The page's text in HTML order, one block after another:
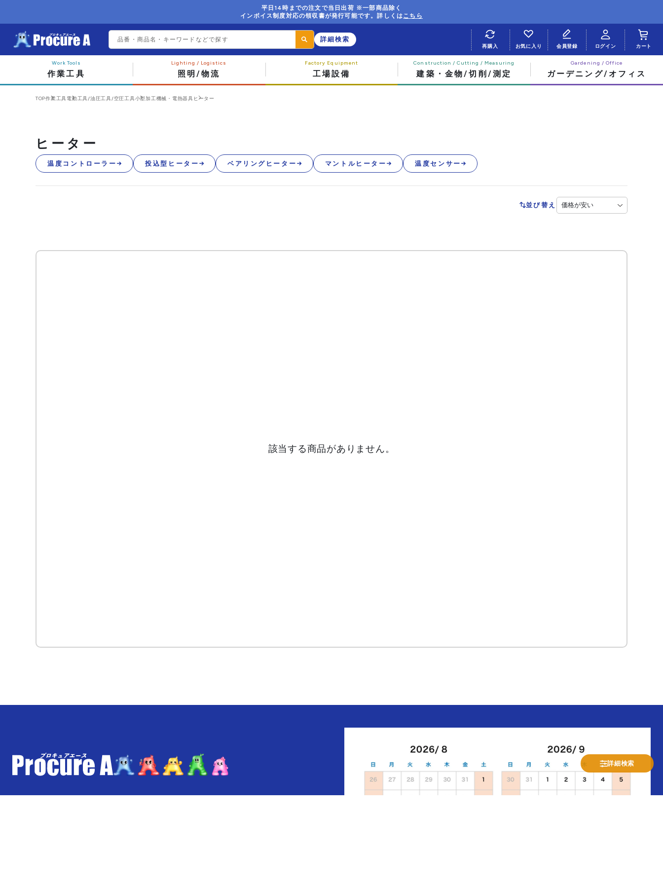
平日14時までの注文で当日出荷 ※一部商品除く
インボイス制度対応の領収書が発行可能です。詳しくはこちら
詳細検索
作業工具 照明/物流 工場設備 建築・金物/切削/測定 ガーデニング/オフィス
再購入 お気に入り 会員登録 ログイン カート
TOP作業工具電動工具/油圧工具/空圧工具小型加工機械・電熱器具 ヒーター
ヒーター
温度コントローラー 投込型ヒーター ベアリングヒーター マントルヒーター 温度センサー
並び替え
詳細検索
該当する商品がありません。